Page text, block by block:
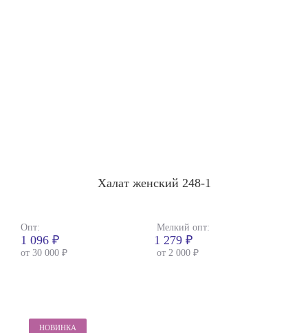
Халат женский 248-1
Опт: Мелкий опт:
1 096 ₽ 1 279 ₽
от 30 000 ₽ от 2 000 ₽
НОВИНКА